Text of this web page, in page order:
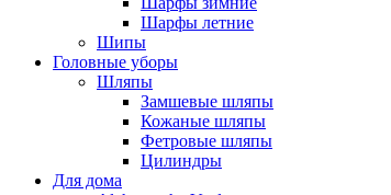
Шарфы летние
Шипы
Головные уборы
Шляпы
Замшевые шляпы
Кожаные шляпы
Фетровые шляпы
Цилиндры
Для дома